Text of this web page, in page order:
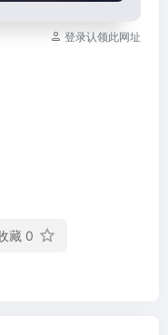
登录认领此网址
藏 0